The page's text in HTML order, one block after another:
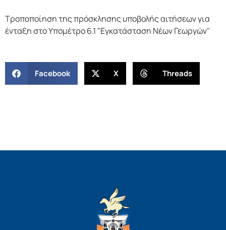
Τροποποίηση της πρόσκλησης υποβολής αιτήσεων για
ένταξη στο Υπομέτρο 6.1 "Εγκατάσταση Νέων Γεωργών"
Facebook X Threads